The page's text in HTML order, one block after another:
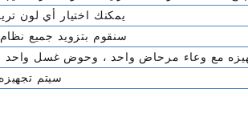
يمكنك اختيار أي لون
سنقوم بتزويد جميع
مع وعاء مرحاض واحد ، وحوض غسل واحد
سيتم